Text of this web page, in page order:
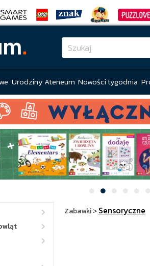
Urodziny Ateneum Nowości tygodnia
Zabawki>Sensoryczne